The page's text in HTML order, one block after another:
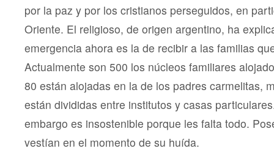
por la paz y por los cristianos perseguidos, en
Oriente. El religioso, de origen argentino, ha
emergencia ahora es la de recibir a las familias
Actualmente son 500 los núcleos familiares
80 están alojadas en la de los padres carmelitas,
están divididas entre institutos y casas
embargo es insostenible porque les falta todo.
vestían en el momento de su huída.